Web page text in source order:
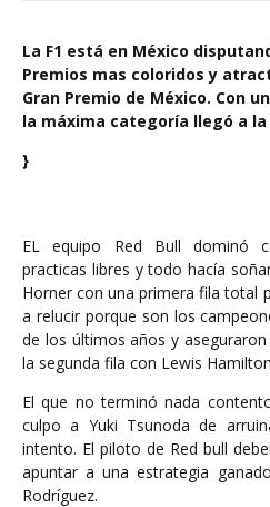
La F1 está en México
Premios mas coloridos y
Gran Premio de México. Con
la máxima categoría llegó a la
}
EL equipo Red Bull dominó
practicas libres y todo hacía
Horner con una primera fila total
a relucir porque son los
de los últimos años y
la segunda fila con Lewis
El que no terminó nada
culpo a Yuki Tsunoda de
intento. El piloto de Red bull
apuntar a una estrategia
Rodríguez.